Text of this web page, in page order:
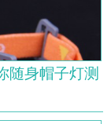
随身帽子灯测